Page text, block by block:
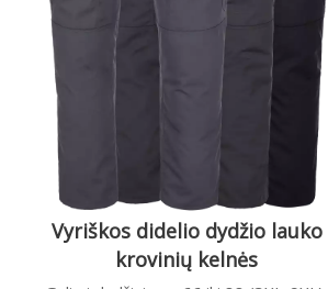
Vyriškos didelio dydžio lauko
krovinių kelnės